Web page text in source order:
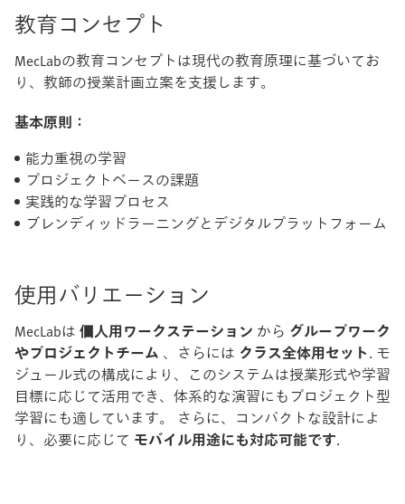
教育コンセプト
MecLabの教育コンセプトは現代の教育原理に基づいてお
り、教師の授業計画立案を支援します。
基本原則：
能力重視の学習
プロジェクトベースの課題
実践的な学習プロセス
ブレンディッドラーニングとデジタルプラットフォーム
使用バリエーション
MecLabは 個人用ワークステーション から グループワーク
やプロジェクトチーム 、さらには クラス全体用セット. モ
ジュール式の構成により、このシステムは授業形式や学習
目標に応じて活用でき、体系的な演習にもプロジェクト型
学習にも適しています。 さらに、コンパクトな設計によ
り、必要に応じて モバイル用途にも対応可能です.